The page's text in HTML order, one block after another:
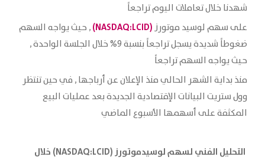
شهدنا خلال تعاملات اليوم تراجعاً
على سهم لوسيد موتورز(NASDAQ:LCID)
, حيث يواجه السهم
ضغوطاً شديدة يسجل تراجعاً بنسبة 9% خلال الجلسة الواحدة ,
حيث يواجه السهم تراجعاً
منذ بداية الشهر الحالي منذ الإعلان عن أرباجها , في حين تنتظر
وول ستريت البيانات الإقتصادية الجديدة بعد عمليات البيع
المكثفة على أسهمها الأسبوع الماضي
التحليل الفني لسهم لوسيدموتورز (NASDAQ:LCID) خلال